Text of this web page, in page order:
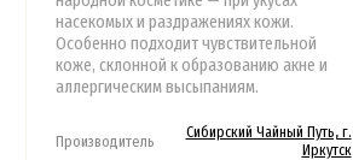
насекомых и раздражениях кожи.
Особенно подходит чувствительной
коже, склонной к образованию акне и
аллергическим высыпаниям.
Производитель
Сибирский Чайный Путь, г.
Иркутск